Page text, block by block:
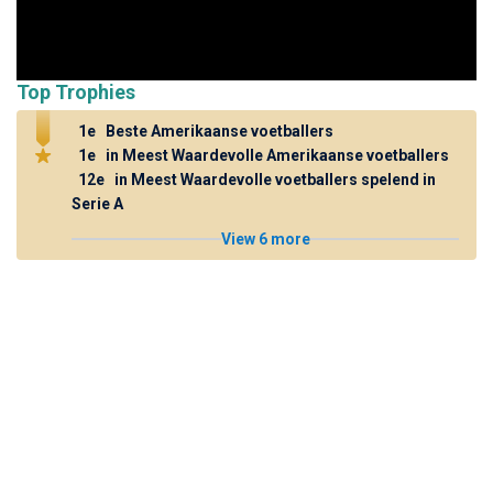
Top Trophies
1e
Beste Amerikaanse voetballers
1e
in Meest Waardevolle Amerikaanse voetballers
12e
in Meest Waardevolle voetballers spelend in
Serie A
View 6 more